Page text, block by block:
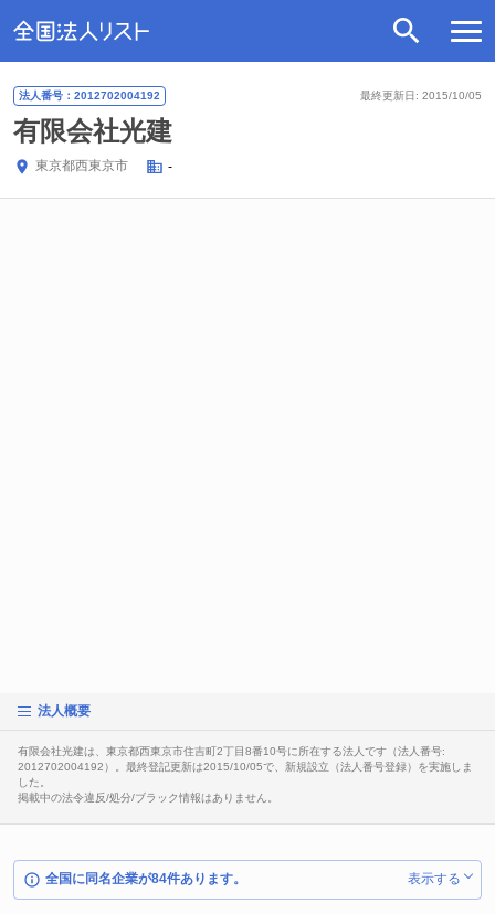
最終更新日: 2015/10/05
法人番号：2012702004192
有限会社光建
東京都西東京市 -
法人概要
有限会社光建は、東京都西東京市住吉町2丁目8番10号に所在する法人です（法人番号:
2012702004192）。最終登記更新は2015/10/05で、新規設立（法人番号登録）を実施しま
した。
掲載中の法令違反/処分/ブラック情報はありません。
全国に同名企業が84件あります。 表示する